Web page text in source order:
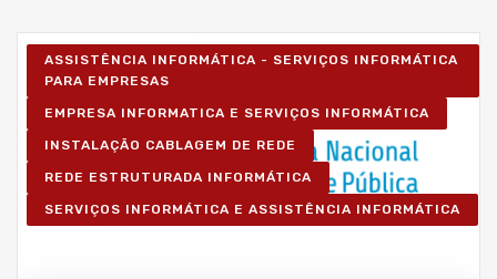
ASSISTÊNCIA INFORMÁTICA - SERVIÇOS INFORMÁTICA
PARA EMPRESAS
EMPRESA INFORMATICA E SERVIÇOS INFORMÁTICA
INSTALAÇÃO CABLAGEM DE REDE
REDE ESTRUTURADA INFORMÁTICA
SERVIÇOS INFORMÁTICA E ASSISTÊNCIA INFORMÁTICA